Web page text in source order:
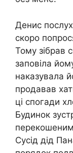
Денис
скоро
Тому зібрав
заповіла
наказувала
продавав
ці спогади
Будинок
Сусід дід